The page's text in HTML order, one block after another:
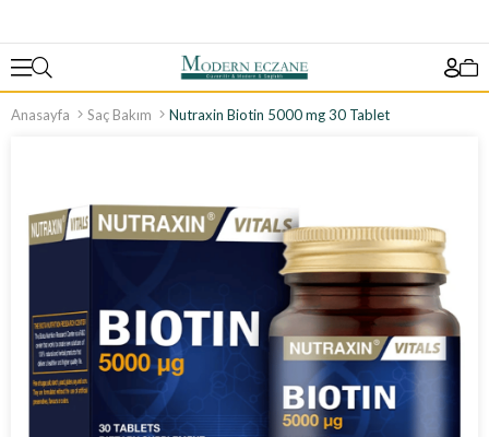
Anasayfa Saç Bakım Nutraxin Biotin 5000 mg 30 Tablet